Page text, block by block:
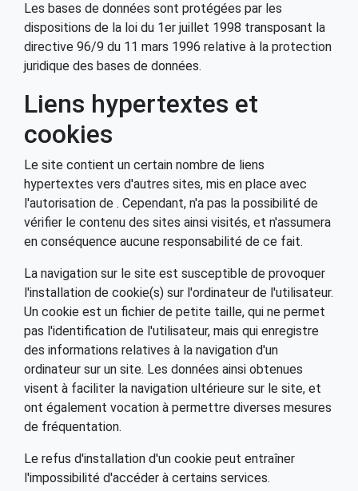
Les bases de données sont protégées par les
dispositions de la loi du 1er juillet 1998 transposant la
directive 96/9 du 11 mars 1996 relative à la protection
juridique des bases de données.
Liens hypertextes et
cookies
Le site contient un certain nombre de liens
hypertextes vers d'autres sites, mis en place avec
l'autorisation de . Cependant, n'a pas la possibilité de
vérifier le contenu des sites ainsi visités, et n'assumera
en conséquence aucune responsabilité de ce fait.
La navigation sur le site est susceptible de provoquer
l'installation de cookie(s) sur l'ordinateur de l'utilisateur.
Un cookie est un fichier de petite taille, qui ne permet
pas l'identification de l'utilisateur, mais qui enregistre
des informations relatives à la navigation d'un
ordinateur sur un site. Les données ainsi obtenues
visent à faciliter la navigation ultérieure sur le site, et
ont également vocation à permettre diverses mesures
de fréquentation.
Le refus d'installation d'un cookie peut entraîner
l'impossibilité d'accéder à certains services.